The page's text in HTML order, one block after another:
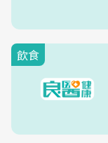
飲食